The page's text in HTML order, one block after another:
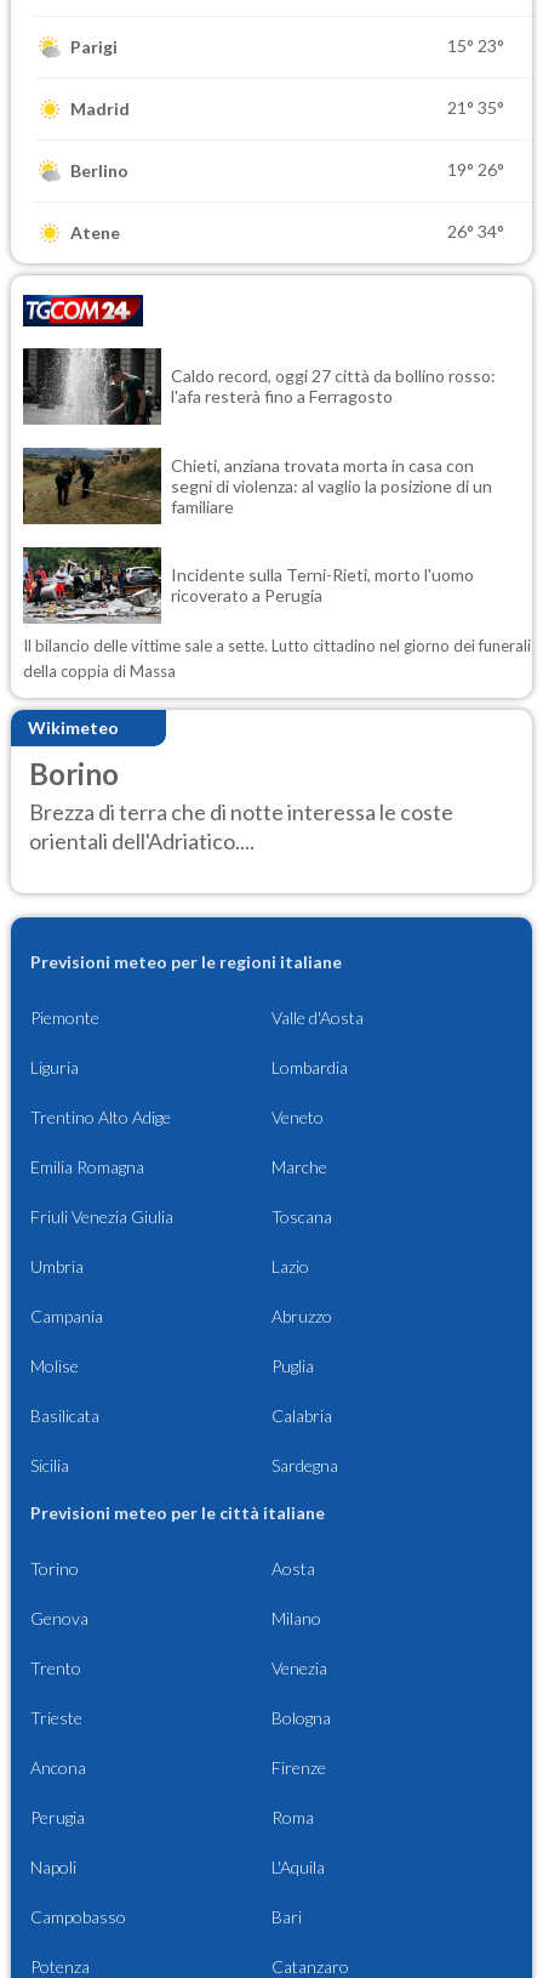
Parigi 15° 23°
Madrid 21° 35°
Berlino 19° 26°
Atene 26° 34°
Caldo record, oggi 27 città da bollino rosso:
l'afa resterà fino a Ferragosto
Chieti, anziana trovata morta in casa con
segni di violenza: al vaglio la posizione di un
familiare
Incidente sulla Terni-Rieti, morto l'uomo
ricoverato a Perugia
Il bilancio delle vittime sale a sette. Lutto cittadino nel giorno dei funerali
della coppia di Massa
Wikimeteo
Borino
Brezza di terra che di notte interessa le coste
orientali dell'Adriatico....
Previsioni meteo per le regioni italiane
Piemonte Valle d'Aosta
Liguria Lombardia
Trentino Alto Adige Veneto
Emilia Romagna Marche
Friuli Venezia Giulia Toscana
Umbria Lazio
Campania Abruzzo
Molise Puglia
Basilicata Calabria
Sicilia Sardegna
Previsioni meteo per le città italiane
Torino Aosta
Genova Milano
Trento Venezia
Trieste Bologna
Ancona Firenze
Perugia Roma
Napoli L'Aquila
Campobasso Bari
Potenza Catanzaro